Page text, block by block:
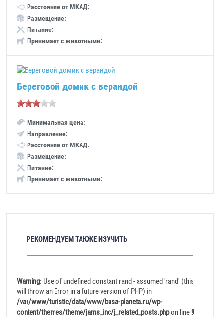
Расстояние от МКАД:
Размещение:
Питание:
Принимает с животными:
Береговой домик с верандой
Минимальная цена:
Направление:
Расстояние от МКАД:
Размещение:
Питание:
Принимает с животными:
РЕКОМЕНДУЕМ ТАКЖЕ ИЗУЧИТЬ
Warning: Use of undefined constant rand - assumed 'rand' (this
will throw an Error in a future version of PHP) in
/var/www/turistic/data/www/basa-planeta.ru/wp-
content/themes/theme/jams_inc/j_related_posts.phpon line9